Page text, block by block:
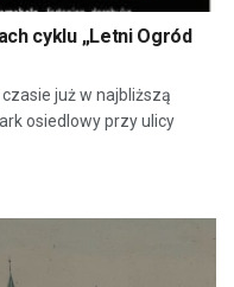
cyklu „Letni Ogród
już w najbliższą
osiedlowy przy ulicy